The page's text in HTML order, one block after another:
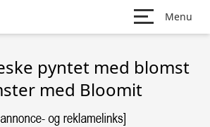
Menu
pyntet med blomst
med Bloomit